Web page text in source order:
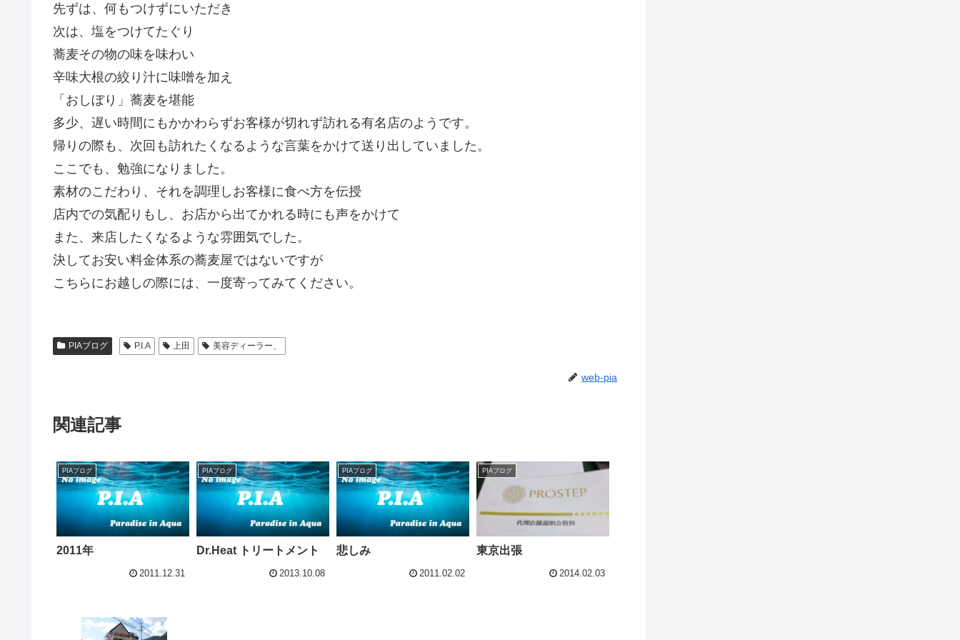
先ずは、何もつけずにいただき
次は、塩をつけてたぐり
蕎麦その物の味を味わい
辛味大根の絞り汁に味噌を加え
「おしぼり」蕎麦を堪能
多少、遅い時間にもかかわらずお客様が切れず訪れる有名店のようです。
帰りの際も、次回も訪れたくなるような言葉をかけて送り出していました。
ここでも、勉強になりました。
素材のこだわり、それを調理しお客様に食べ方を伝授
店内での気配りもし、お店から出てかれる時にも声をかけて
また、来店したくなるような雰囲気でした。
決してお安い料金体系の蕎麦屋ではないですが
こちらにお越しの際には、一度寄ってみてください。
PIAブログ P.I.A 上田 美容ディーラー、
web-pia
関連記事
PIAブログ
2011年
2011.12.31
PIAブログ
Dr.Heat トリートメント
2013.10.08
PIAブログ
悲しみ
2011.02.02
PIAブログ
東京出張
2014.02.03